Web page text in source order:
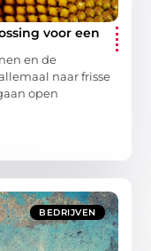
voor een
en de
naar frisse
open
BEDRIJVEN